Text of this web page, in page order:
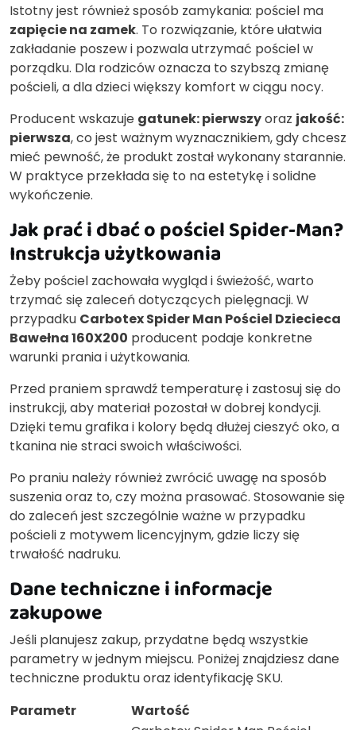
Istotny jest również sposób zamykania: pościel ma
zapięcie na zamek. To rozwiązanie, które ułatwia
zakładanie poszew i pozwala utrzymać pościel w
porządku. Dla rodziców oznacza to szybszą zmianę
pościeli, a dla dzieci większy komfort w ciągu nocy.
Producent wskazuje gatunek: pierwszyoraz jakość:
pierwsza, co jest ważnym wyznacznikiem, gdy chcesz
mieć pewność, że produkt został wykonany starannie.
W praktyce przekłada się to na estetykę i solidne
wykończenie.
Jak prać i dbać o pościel Spider-Man?
Instrukcja użytkowania
Żeby pościel zachowała wygląd i świeżość, warto
trzymać się zaleceń dotyczących pielęgnacji. W
przypadku Carbotex Spider Man Pościel Dziecieca
Bawełna 160X200 producent podaje konkretne
warunki prania i użytkowania.
Przed praniem sprawdź temperaturę i zastosuj się do
instrukcji, aby materiał pozostał w dobrej kondycji.
Dzięki temu grafika i kolory będą dłużej cieszyć oko, a
tkanina nie straci swoich właściwości.
Po praniu należy również zwrócić uwagę na sposób
suszenia oraz to, czy można prasować. Stosowanie się
do zaleceń jest szczególnie ważne w przypadku
pościeli z motywem licencyjnym, gdzie liczy się
trwałość nadruku.
Dane techniczne i informacje
zakupowe
Jeśli planujesz zakup, przydatne będą wszystkie
parametry w jednym miejscu. Poniżej znajdziesz dane
techniczne produktu oraz identyfikację SKU.
Parametr
Wartość